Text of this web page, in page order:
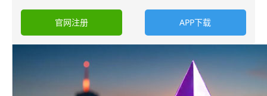
官网注册 APP下载